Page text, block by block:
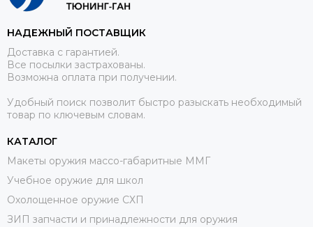
НАДЕЖНЫЙ ПОСТАВЩИК
Доставка с гарантией.
Все посылки застрахованы.
Возможна оплата при получении.
Удобный поиск позволит быстро разыскать необходимый
товар по ключевым словам.
КАТАЛОГ
Макеты оружия массо-габаритные ММГ
Учебное оружие для школ
Охолощенное оружие СХП
ЗИП запчасти и принадлежности для оружия